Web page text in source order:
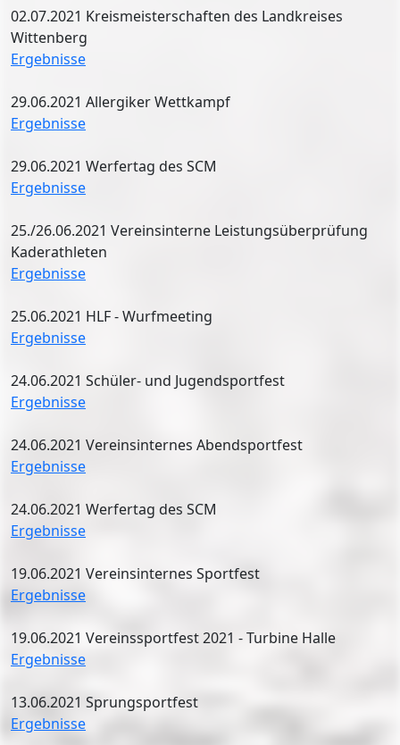
02.07.2021 Kreismeisterschaften des Landkreises
Wittenberg
Ergebnisse
29.06.2021 Allergiker Wettkampf
Ergebnisse
29.06.2021 Werfertag des SCM
Ergebnisse
25./26.06.2021 Vereinsinterne Leistungsüberprüfung
Kaderathleten
Ergebnisse
25.06.2021 HLF - Wurfmeeting
Ergebnisse
24.06.2021 Schüler- und Jugendsportfest
Ergebnisse
24.06.2021 Vereinsinternes Abendsportfest
Ergebnisse
24.06.2021 Werfertag des SCM
Ergebnisse
19.06.2021 Vereinsinternes Sportfest
Ergebnisse
19.06.2021 Vereinssportfest 2021 - Turbine Halle
Ergebnisse
13.06.2021 Sprungsportfest
Ergebnisse